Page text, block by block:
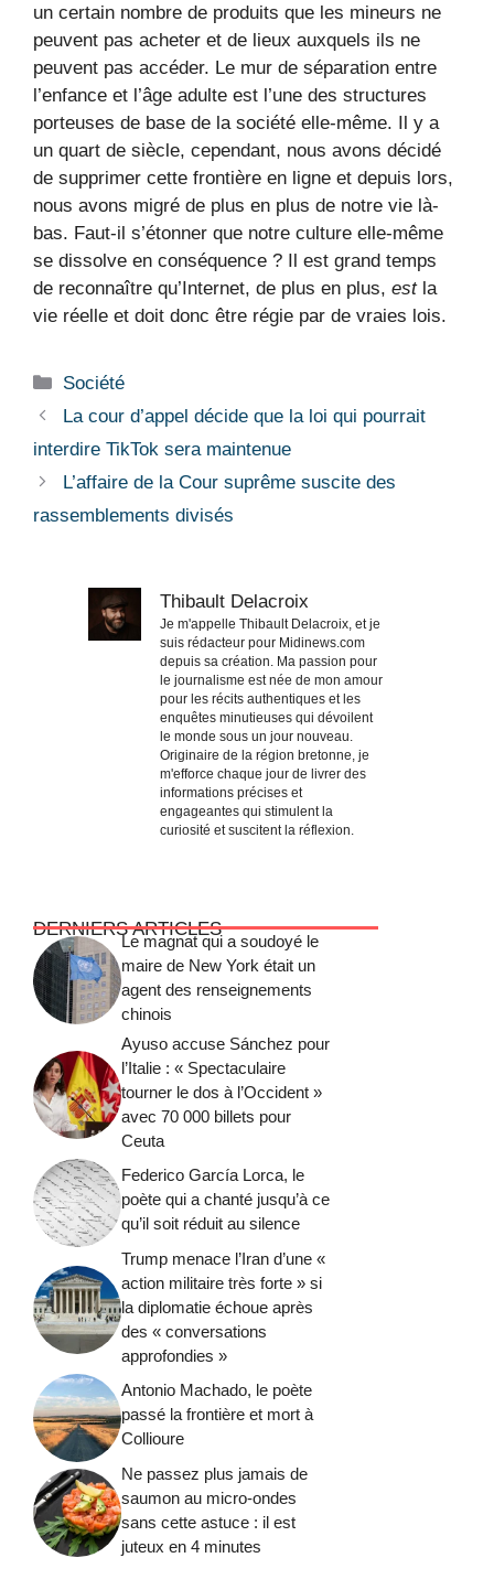
un certain nombre de produits que les mineurs ne
peuvent pas acheter et de lieux auxquels ils ne
peuvent pas accéder. Le mur de séparation entre
l’enfance et l’âge adulte est l’une des structures
porteuses de base de la société elle-même. Il y a
un quart de siècle, cependant, nous avons décidé
de supprimer cette frontière en ligne et depuis lors,
nous avons migré de plus en plus de notre vie là-
bas. Faut-il s’étonner que notre culture elle-même
se dissolve en conséquence ? Il est grand temps
de reconnaître qu’Internet, de plus en plus, est la
vie réelle et doit donc être régie par de vraies lois.
Catégories
Société
La cour d’appel décide que la loi qui pourrait
interdire TikTok sera maintenue
L’affaire de la Cour suprême suscite des
rassemblements divisés
Thibault Delacroix
Je m'appelle Thibault Delacroix, et je
suis rédacteur pour Midinews.com
depuis sa création. Ma passion pour
le journalisme est née de mon amour
pour les récits authentiques et les
enquêtes minutieuses qui dévoilent
le monde sous un jour nouveau.
Originaire de la région bretonne, je
m'efforce chaque jour de livrer des
informations précises et
engageantes qui stimulent la
curiosité et suscitent la réflexion.
DERNIERS ARTICLES
Le magnat qui a soudoyé le
maire de New York était un
agent des renseignements
chinois
Ayuso accuse Sánchez pour
l’Italie : « Spectaculaire
tourner le dos à l’Occident »
avec 70 000 billets pour
Ceuta
Federico García Lorca, le
poète qui a chanté jusqu’à ce
qu’il soit réduit au silence
Trump menace l’Iran d’une «
action militaire très forte » si
la diplomatie échoue après
des « conversations
approfondies »
Antonio Machado, le poète
passé la frontière et mort à
Collioure
Ne passez plus jamais de
saumon au micro-ondes
sans cette astuce : il est
juteux en 4 minutes